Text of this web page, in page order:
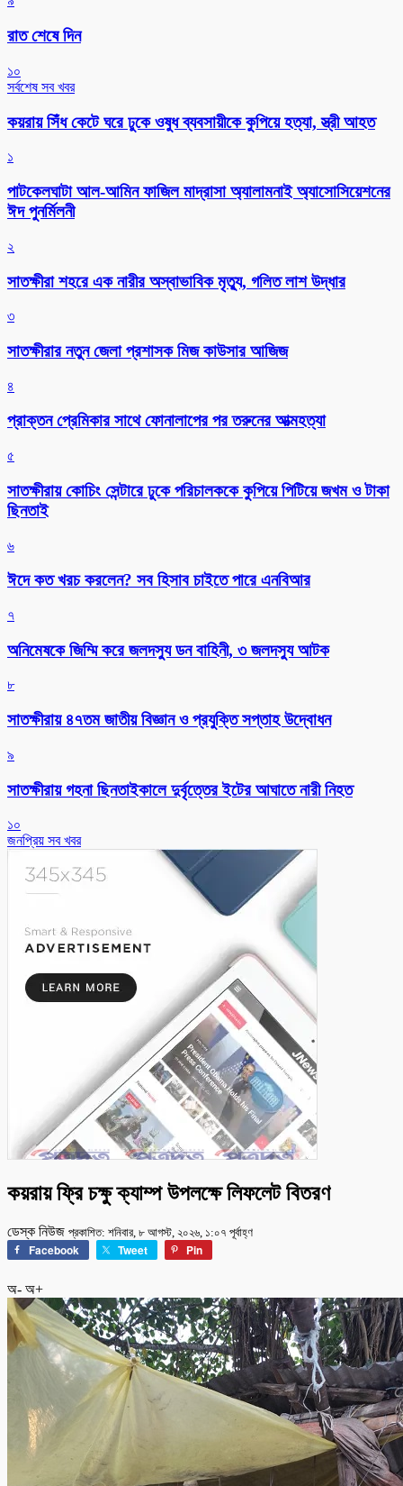
রাত শেষে দিন
১০
সর্বশেষ সব খবর
কয়রায় সিঁধ কেটে ঘরে ঢুকে ওষুধ ব্যবসায়ীকে কুপিয়ে হত্যা, স্ত্রী আহত
১
পাটকেলঘাটা আল-আমিন ফাজিল মাদ্রাসা অ্যালামনাই অ্যাসোসিয়েশনের
ঈদ পুনর্মিলনী
২
সাতক্ষীরা শহরে এক নারীর অস্বাভাবিক মৃত্যু, গলিত লাশ উদ্ধার
৩
সাতক্ষীরার নতুন জেলা প্রশাসক মিজ কাউসার আজিজ
৪
প্রাক্তন প্রেমিকার সাথে ফোনালাপের পর তরুনের আত্মহত্যা
৫
সাতক্ষীরায় কোচিং সেন্টারে ঢুকে পরিচালককে কুপিয়ে পিটিয়ে জখম ও টাকা
ছিনতাই
৬
ঈদে কত খরচ করলেন? সব হিসাব চাইতে পারে এনবিআর
৭
অনিমেষকে জিম্মি করে জলদস্যু ডন বাহিনী, ৩ জলদস্যু আটক
৮
সাতক্ষীরায় ৪৭তম জাতীয় বিজ্ঞান ও প্রযুক্তি সপ্তাহ উদ্বোধন
৯
সাতক্ষীরায় গহনা ছিনতাইকালে দুর্বৃত্তের ইটের আঘাতে নারী নিহত
১০
জনপ্রিয় সব খবর
কয়রায় ফ্রি চক্ষু ক্যাম্প উপলক্ষে লিফলেট বিতরণ
ডেস্ক নিউজ প্রকাশিত: শনিবার, ৮ আগস্ট, ২০২৬, ১:০৭ পূর্বাহ্ণ
Facebook Tweet Pin
অ- অ+